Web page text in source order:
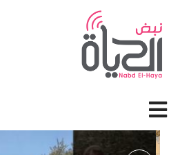
تجاوز إلى المحتوى الرئيسي